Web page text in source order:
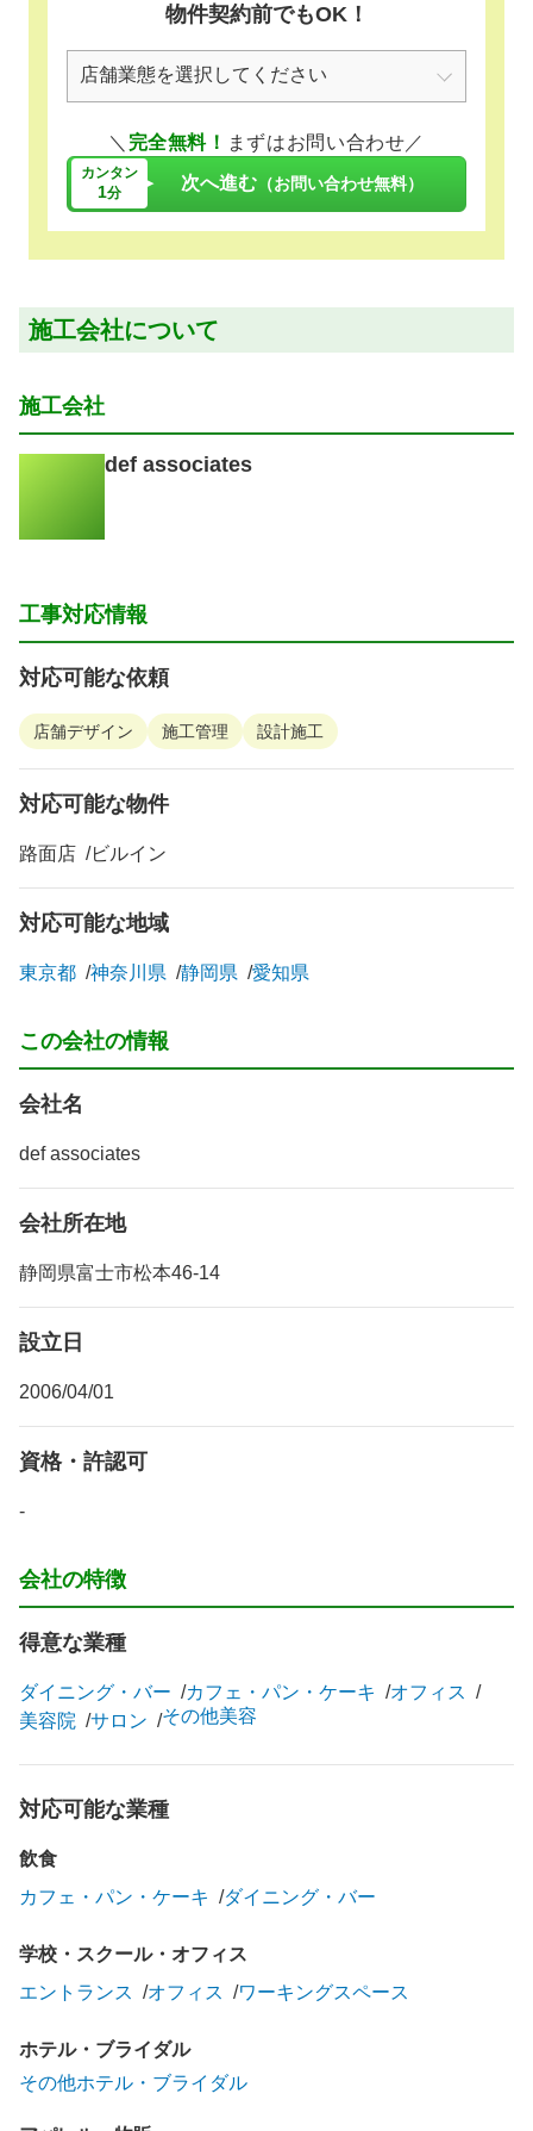
物件契約前でもOK！
＼ 完全無料！ まずはお問い合わせ／
カンタン
1分 次へ進む （お問い合わせ無料）
施工会社について
施工会社
def associates
工事対応情報
対応可能な依頼
店舗デザイン 施工管理 設計施工
対応可能な物件
路面店 ビルイン
対応可能な地域
東京都 神奈川県 静岡県 愛知県
この会社の情報
会社名
def associates
会社所在地
静岡県富士市松本46-14
設立日
2006/04/01
資格・許認可
-
会社の特徴
得意な業種
ダイニング・バー カフェ・パン・ケーキ
オフィス
美容院
サロン その他美容
対応可能な業種
飲食
カフェ・パン・ケーキ
ダイニング・バー
学校・スクール・オフィス
エントランス
オフィス ワーキングスペース
ホテル・ブライダル
その他ホテル・ブライダル